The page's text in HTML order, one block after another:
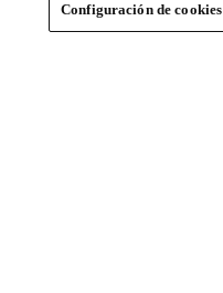
Configuración de cookies